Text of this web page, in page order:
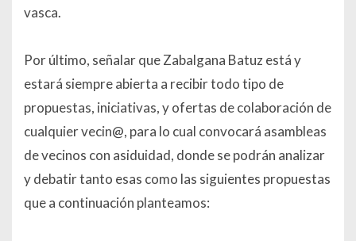
vasca.
Por último, señalar que Zabalgana Batuz está y
estará siempre abierta a recibir todo tipo de
propuestas, iniciativas, y ofertas de colaboración de
cualquier vecin@, para lo cual convocará asambleas
de vecinos con asiduidad, donde se podrán analizar
y debatir tanto esas como las siguientes propuestas
que a continuación planteamos: